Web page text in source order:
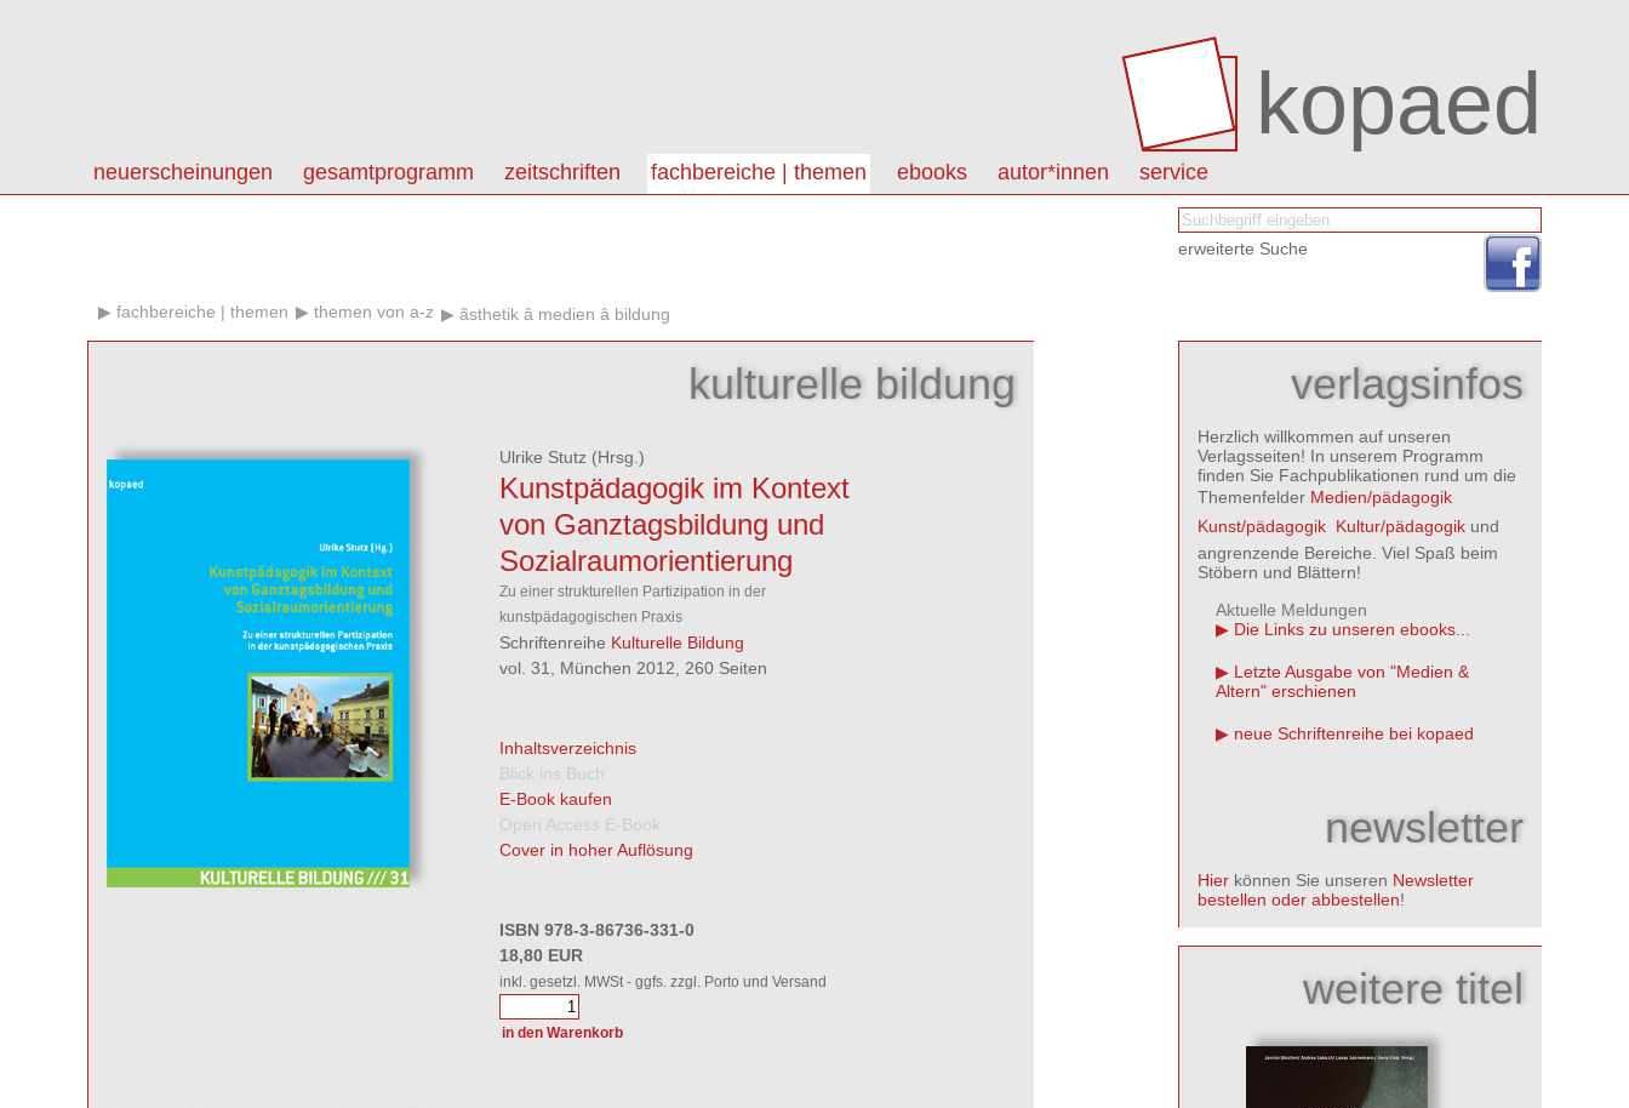
kopaed
neuerscheinungen gesamtprogramm zeitschriften fachbereiche | themen ebooks autor*innen service
erweiterte Suche
fachbereiche | themen themen von a-z ãsthetik â medien â bildung
kulturelle bildung
Ulrike Stutz (Hrsg.)
Kunstpädagogik im Kontext
von Ganztagsbildung und
Sozialraumorientierung
Zu einer strukturellen Partizipation in der
kunstpädagogischen Praxis
Schriftenreihe Kulturelle Bildung
vol. 31, München 2012, 260 Seiten
Inhaltsverzeichnis
Blick ins Buch
E-Book kaufen
Open Access E-Book
Cover in hoher Auflösung
ISBN 978-3-86736-331-0
18,80 EUR
inkl. gesetzl. MWSt - ggfs. zzgl. Porto und Versand
verlagsinfos
Herzlich willkommen auf unseren
Verlagsseiten! In unserem Programm
finden Sie Fachpublikationen rund um die
Themenfelder Medien/pädagogik
Kunst/pädagogik Kultur/pädagogik und
angrenzende Bereiche. Viel Spaß beim
Stöbern und Blättern!
Aktuelle Meldungen
Die Links zu unseren ebooks...
Letzte Ausgabe von "Medien &
Altern" erschienen
neue Schriftenreihe bei kopaed
newsletter
Hier können Sie unseren Newsletter
bestellen oder abbestellen!
weitere titel